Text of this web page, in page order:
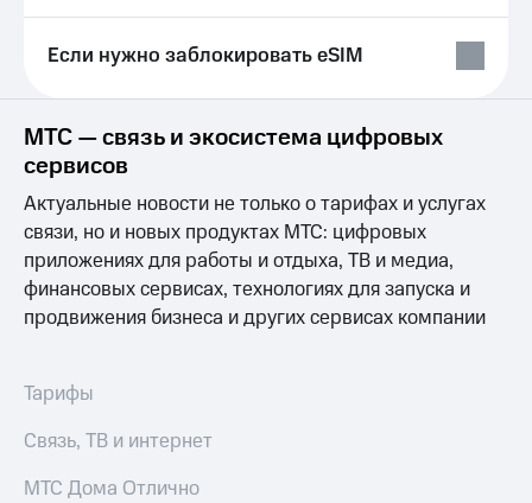
Семейная
группа
на тарифы,
общие
и услуги,
доступ
к геолокации
музыка,
книги
Финансы
что
полезного
есть
КИОН
КИОН
Музыка
КИОН
Строки
Мой
МТС
Все
Если нужно заблокировать eSIM
МТС — связь и экосистема цифровых
сервисов
Актуальные новости не только о тарифах и услугах
связи, но и новых продуктах МТС: цифровых
приложениях для работы и отдыха, ТВ и медиа,
финансовых сервисах, технологиях для запуска и
продвижения бизнеса и других сервисах компании
Тарифы
Связь, ТВ и интернет
МТС Дома Отлично